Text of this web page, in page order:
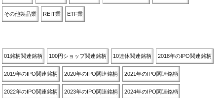
その他製品業 REIT業 ETF業
01銘柄関連銘柄 100円ショップ関連銘柄 10連休関連銘柄 2018年のIPO関連銘柄
2019年のIPO関連銘柄 2020年のIPO関連銘柄 2021年のIPO関連銘柄
2022年のIPO関連銘柄 2023年のIPO関連銘柄 2024年のIPO関連銘柄